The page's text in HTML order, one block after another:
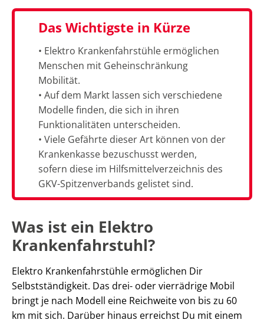
Das Wichtigste in Kürze
• Elektro Krankenfahrstühle ermöglichen
Menschen mit Geheinschränkung
Mobilität.
• Auf dem Markt lassen sich verschiedene
Modelle finden, die sich in ihren
Funktionalitäten unterscheiden.
• Viele Gefährte dieser Art können von der
Krankenkasse bezuschusst werden,
sofern diese im Hilfsmittelverzeichnis des
GKV-Spitzenverbands gelistet sind.
Was ist ein Elektro
Krankenfahrstuhl?
Elektro Krankenfahrstühle ermöglichen Dir
Selbstständigkeit. Das drei- oder vierrädrige Mobil
bringt je nach Modell eine Reichweite von bis zu 60
km mit sich. Darüber hinaus erreichst Du mit einem